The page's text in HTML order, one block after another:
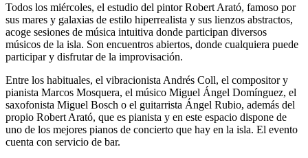
Todos los miércoles, el estudio del pintor Robert Arató, famoso por
sus mares y galaxias de estilo hiperrealista y sus lienzos abstractos,
acoge sesiones de música intuitiva donde participan diversos
músicos de la isla. Son encuentros abiertos, donde cualquiera puede
participar y disfrutar de la improvisación.
Entre los habituales, el vibracionista Andrés Coll, el compositor y
pianista Marcos Mosquera, el músico Miguel Ángel Domínguez, el
saxofonista Miguel Bosch o el guitarrista Ángel Rubio, además del
propio Robert Arató, que es pianista y en este espacio dispone de
uno de los mejores pianos de concierto que hay en la isla. El evento
cuenta con servicio de bar.